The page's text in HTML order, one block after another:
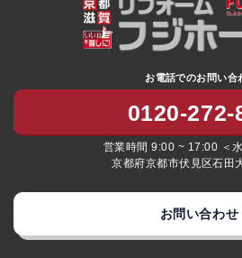
お電話でのお問い合
0120-272-
営業時間 9:00 ~ 17:00 ＜
京都府京都市伏見区石田
お問い合わせ